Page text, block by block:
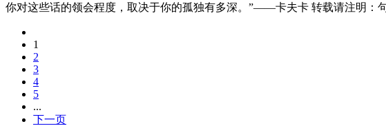
你对这些话的领会程度，取决于你的孤独有多深。”——卡夫卡 转载请注明：
1
2
3
4
5
...
下一页